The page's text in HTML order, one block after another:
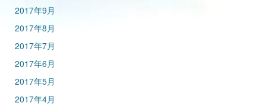
2017年9月
2017年8月
2017年7月
2017年6月
2017年5月
2017年4月